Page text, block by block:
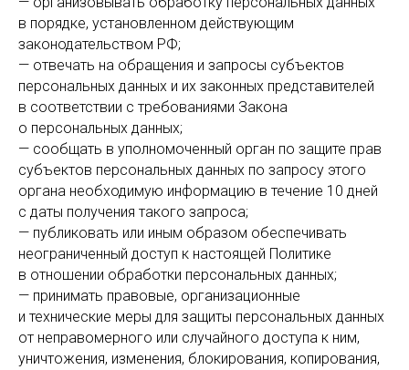
в порядке, установленном действующим
законодательством РФ;
— отвечать на обращения и запросы субъектов
персональных данных и их законных представителей
в соответствии с требованиями Закона
о персональных данных;
— сообщать в уполномоченный орган по защите прав
субъектов персональных данных по запросу этого
органа необходимую информацию в течение 10 дней
с даты получения такого запроса;
— публиковать или иным образом обеспечивать
неограниченный доступ к настоящей Политике
в отношении обработки персональных данных;
— принимать правовые, организационные
и технические меры для защиты персональных данных
от неправомерного или случайного доступа к ним,
уничтожения, изменения, блокирования, копирования,